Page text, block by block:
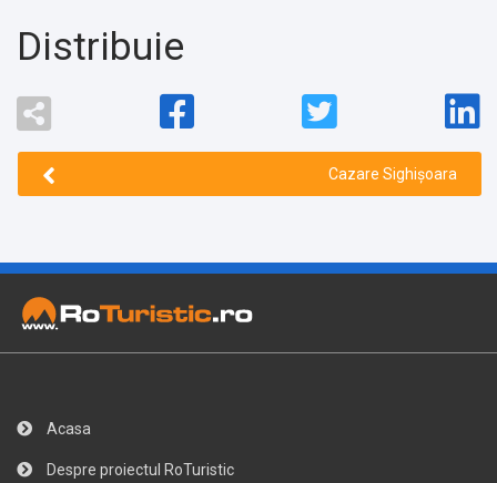
Distribuie
Cazare Sighișoara
Acasa
Despre proiectul RoTuristic